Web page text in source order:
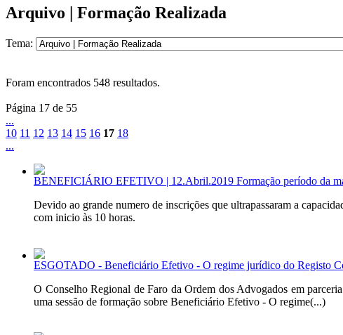
Arquivo | Formação Realizada
Tema:
Foram encontrados 548 resultados.
Página 17 de 55
...
10 11 12 13 14 15 16 17 18
...
BENEFICIÁRIO EFETIVO | 12.Abril.2019 Formação período da
Devido ao grande numero de inscrições que ultrapassaram a
com inicio às 10 horas.
ESGOTADO - Beneficiário Efetivo - O regime jurídico do Registo
O Conselho Regional de Faro da Ordem dos Advogados em
uma sessão de formação sobre Beneficiário Efetivo - O regime(...)